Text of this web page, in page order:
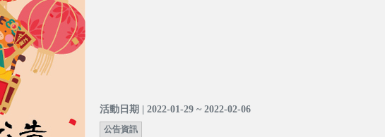
活動日期 | 2022-01-29 ~ 2022-02-06
公告資訊